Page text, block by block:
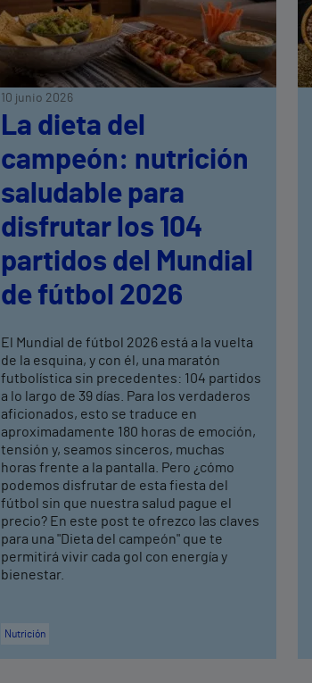
10 junio 2026
La dieta del
campeón: nutrición
saludable para
disfrutar los 104
partidos del Mundial
de fútbol 2026
El Mundial de fútbol 2026 está a la vuelta
de la esquina, y con él, una maratón
futbolística sin precedentes: 104 partidos
a lo largo de 39 días. Para los verdaderos
aficionados, esto se traduce en
aproximadamente 180 horas de emoción,
tensión y, seamos sinceros, muchas
horas frente a la pantalla. Pero ¿cómo
podemos disfrutar de esta fiesta del
fútbol sin que nuestra salud pague el
precio? En este post te ofrezco las claves
para una "Dieta del campeón" que te
permitirá vivir cada gol con energía y
bienestar.
Nutrición